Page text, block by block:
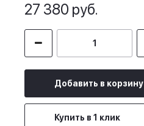
27 380 руб.
Добавить в корзину
Купить в 1 клик